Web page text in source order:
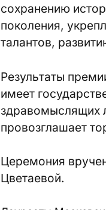
сохранению
поколения,
талантов,
Результаты
имеет
здравомыслящих
провозглашает
Церемония
Цветаевой.